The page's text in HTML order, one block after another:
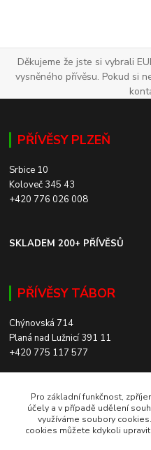
Děkujeme že jste si vybrali
vysněného přívěsu. Pokud si
PŘÍVĚSY PLZEŇ
Srbice 10
Koloveč 345 43
+420 776 026 008
SKLADEM 200+ PŘÍVĚSŮ
PŘÍVĚSY TÁBOR
Chýnovská 714
Planá nad Lužnicí 391 11
+420 775 117 577
ROZVOZ PO CELÉ ČR
Pro základní funkčnost,
účely a v případě udělení
využíváme soubory
cookies můžete kdykoli